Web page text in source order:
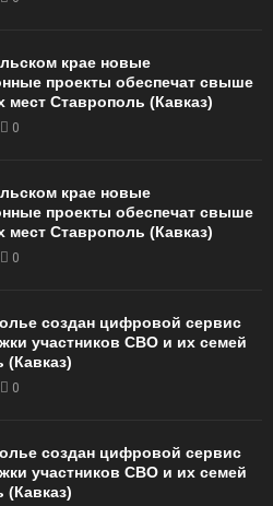
крае новые
проекты обеспечат свыше
мест Ставрополь (Кавказ)
0
крае новые
проекты обеспечат свыше
мест Ставрополь (Кавказ)
0
создан цифровой сервис
участников СВО и их семей
(Кавказ)
0
создан цифровой сервис
участников СВО и их семей
(Кавказ)